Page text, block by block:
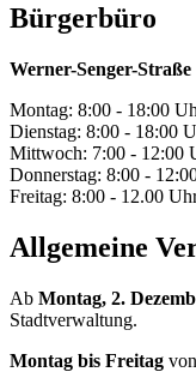
Bürgerbüro
Werner-Senger-Straße
Montag: 8:00 - 18:00
Dienstag: 8:00 - 18:00
Mittwoch: 7:00 - 12:00
Donnerstag: 8:00 -
Freitag: 8:00 - 12.00
Allgemeine
Ab Montag, 2.
Stadtverwaltung.
Montag bis Freitag von